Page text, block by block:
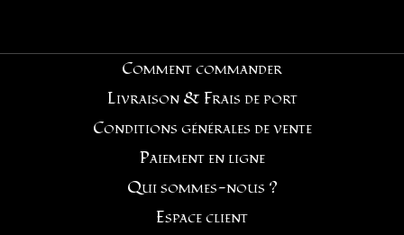
Comment commander
Livraison & Frais de port
Conditions générales de vente
Paiement en ligne
Qui sommes-nous ?
Espace client